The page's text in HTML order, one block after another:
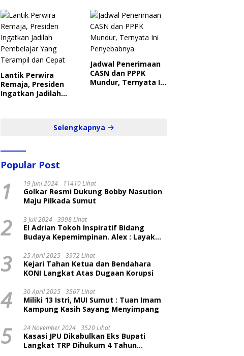
Lantik Perwira
Remaja, Presiden
Ingatkan Jadilah
Jadwal Penerimaan
CASN dan PPPK
Mundur, Ternyata Ini
Selengkapnya
Popular Post
1 19 Juni 2024 11410 Lihat
Golkar Resmi Dukung Bobby Nasution
Maju Pilkada Sumut
2 3 Juli 2024 3998 Lihat
El Adrian Tokoh Inspiratif Bidang
Budaya Kepemimpinan. Alex : Layak
3 25 April 2025 3972 Lihat
Kejari Tahan Ketua dan Bendahara
KONI Langkat Atas Dugaan Korupsi
4 30 April 2025 3567 Lihat
Miliki 13 Istri, MUI Sumut : Tuan Imam
Kampung Kasih Sayang Menyimpang
5 24 November 2024 3520 Lihat
Kasasi JPU Dikabulkan Eks Bupati
Langkat TRP Dihukum 4 Tahun